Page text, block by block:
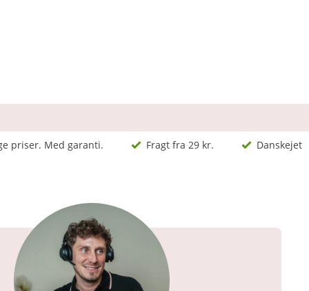
priser. Med garanti. Fragt fra 29 kr. Danskejet